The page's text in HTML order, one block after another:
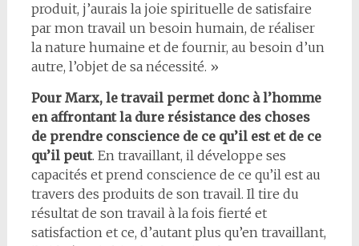
produit, j’aurais la joie spirituelle de satisfaire
par mon travail un besoin humain, de réaliser
la nature humaine et de fournir, au besoin d’un
autre, l’objet de sa nécessité. »
Pour Marx, le travail permet donc à l’homme
en affrontant la dure résistance des choses
de prendre conscience de ce qu’il est et de ce
qu’il peut. En travaillant, il développe ses
capacités et prend conscience de ce qu’il est au
travers des produits de son travail. Il tire du
résultat de son travail à la fois fierté et
satisfaction et ce, d’autant plus qu’en travaillant,